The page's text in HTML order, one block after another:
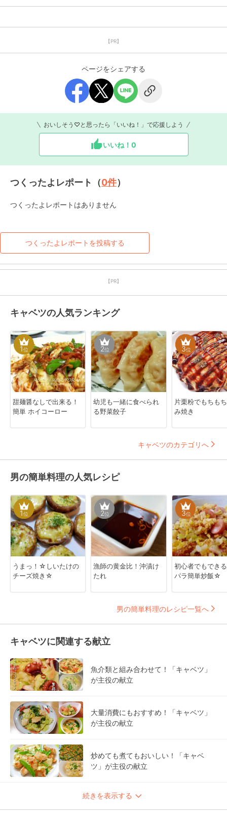
【PR】
ページをシェアする
おいしそう♡と思ったら「いいね！」で応援しよう
いいね！ 0
つくったよレポート（0件）
つくったよレポートはありません
つくったよレポートを投稿する
【PR】
キャベツの人気ランキング
1位
甜麺醤なしで出来る！
簡単 ホイコーロー
2位
幼児も一緒に食べられ
る野菜餃子
3位
片栗粉でもちも
み焼き
キャベツのカテゴリへ
男の簡単料理の人気レシピ
1位
うまっ！☆しいたけの
チーズ焼き☆
2位
漁師の黄金比！沖漬け
たれ
3位
初心者でもでき
パラ簡単炒飯☆
男の簡単料理のレシピ一覧へ
キャベツに関連する献立
魚介類と組み合わせて！「キャベツ」
が主役の献立
大量消費にもおすすめ！「キャベツ」
が主役の献立
炒めても煮てもおいしい！「キャベ
ツ」が主役の献立
続きを表示する